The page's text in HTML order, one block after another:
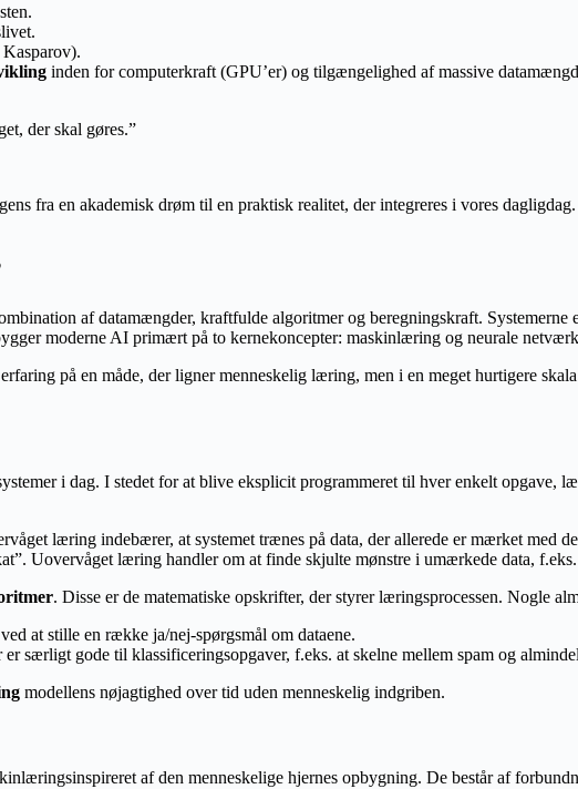
inden for computerkraft (GPU’er) og tilgængelighed af massive
der skal gøres.”
fra en akademisk drøm til en praktisk realitet, der integreres i vores
af datamængder, kraftfulde algoritmer og beregningskraft.
moderne AI primært på to kernekoncepter: maskinlæring og neurale
på en måde, der ligner menneskelig læring, men i en meget hurtigere
i dag. I stedet for at blive eksplicit programmeret til hver enkelt opgave,
læring indebærer, at systemet trænes på data, der allerede er mærket med
Uovervåget læring handler om at finde skjulte mønstre i umærkede data,
. Disse er de matematiske opskrifter, der styrer læringsprocessen. Nogle
at stille en række ja/nej-spørgsmål om dataene.
er særligt gode til klassificeringsopgaver, f.eks. at skelne mellem spam og
modellens nøjagtighed over tid uden menneskelig indgriben.
af den menneskelige hjernes opbygning. De består af